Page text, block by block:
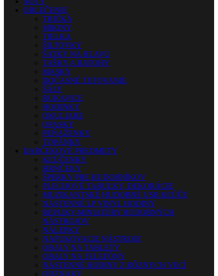
OBLEČENIE
TRIČKÁ
MIKINY
TIELKA
ŠILTOVKY
ŠATKY NA HLAVU
TAŠKY A BATOHY
MASKY
DOČASNÉ TETOVANIE
ŠÁLY
RUKAVICE
HODINKY
OKULIARE
OPASKY
PEŇAŽENKY
TOPÁNKY
DARČEKOVÉ PREDMETY
KĽÚČENKY
HRNČEKY
ŠPERKY PRE HUDOBNÍKOV
PLECHOVÉ TABUĽKY, DEKORÁCIE
MUZIKANTSKÉ HUDOBNÉ USB KĽÚČE
NÁSTENNÉ LP VINYL HODINY
REPLIKY-MINIATÚRY HUDOBNÝCH
NÁSTROJOV
NÁLEPKY
NAFUKOVACIE NÁSTROJE
OBALY NA TABLETY
OBALY NA TELEFÓNY
NÁSTENNÉ HODINY Z RÔZNYCH VECÍ
ODZNAKY